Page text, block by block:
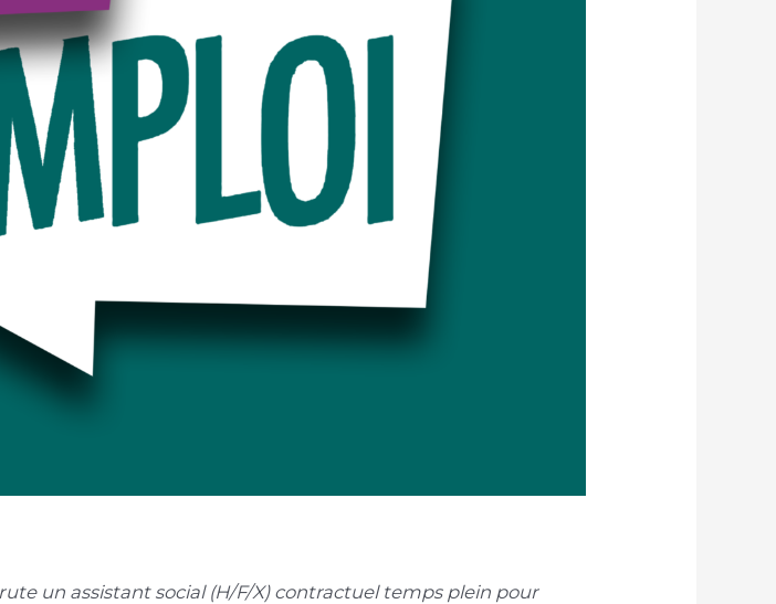
un assistant social (H/F/X) contractuel temps plein pour